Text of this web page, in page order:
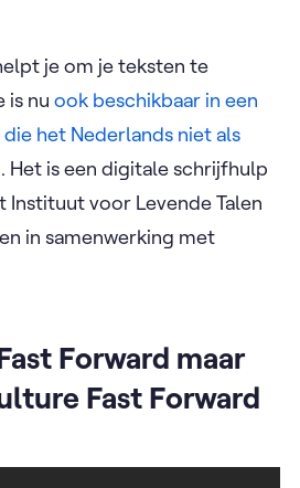
je om je teksten te
is nu ook beschikbaar in een
het Nederlands niet als
. Het is een digitale schrijfhulp
voor Levende Talen
in samenwerking met
Forward maar
Fast Forward